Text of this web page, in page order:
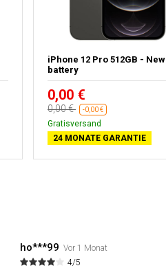
iPhone 12 Pro 512GB - New
battery
0,00 €
0,00 € -0,00 €
Gratisversand
24 MONATE GARANTIE
ho***99 Vor 1 Monat
4/5